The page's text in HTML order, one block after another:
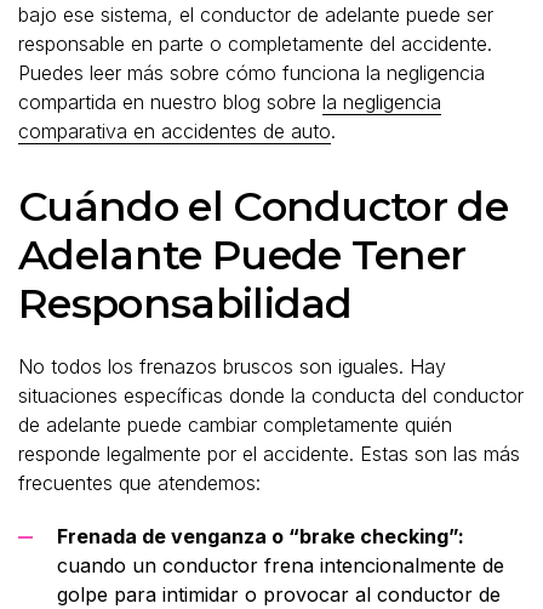
bajo ese sistema, el conductor de adelante puede ser
responsable en parte o completamente del accidente.
Puedes leer más sobre cómo funciona la negligencia
compartida en nuestro blog sobre la negligencia
comparativa en accidentes de auto.
Cuándo el Conductor de
Adelante Puede Tener
Responsabilidad
No todos los frenazos bruscos son iguales. Hay
situaciones específicas donde la conducta del conductor
de adelante puede cambiar completamente quién
responde legalmente por el accidente. Estas son las más
frecuentes que atendemos:
Frenada de venganza o “brake checking”:
cuando un conductor frena intencionalmente de
golpe para intimidar o provocar al conductor de